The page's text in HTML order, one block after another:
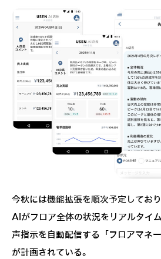
今秋には機能拡張を順次予定してお
AIがフロア全体の状況をリアルタイ
声指示を自動配信する「フロアマネ
が計画されている。